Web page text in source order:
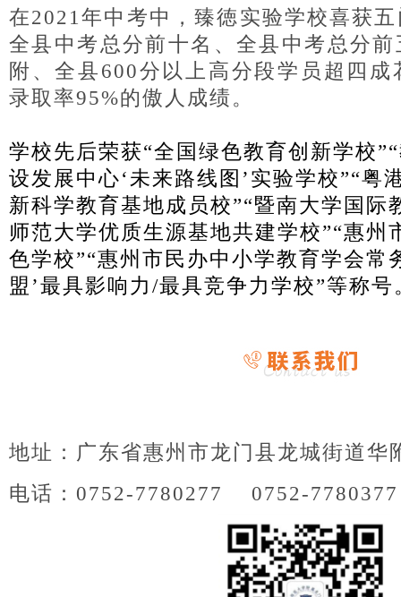
在2021年中考中，臻徳实验学校喜获
全县中考总分前十名、全县中考总分
附、全县600分以上高分段学员超四
录取率95%的傲人成绩。
学校先后荣获“全国绿色教育创新学校
设发展中心‘未来路线图’实验学校”“粤
新科学教育基地成员校”“暨南大学国际
师范大学优质生源基地共建学校”“惠州
色学校”“惠州市民办中小学教育学会常
盟’最具影响力/最具竞争力学校”等称号
地址：广东省惠州市龙门县龙城街道华
电话：0752-7780277 0752-